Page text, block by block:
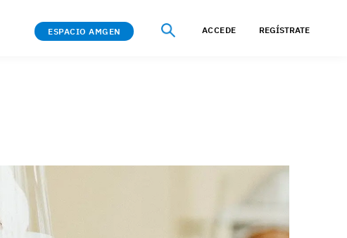
ESPACIO AMGEN ACCEDE REGÍSTRATE